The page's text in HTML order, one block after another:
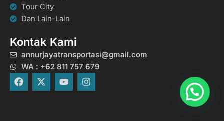
Tour City
Dan Lain-Lain
Kontak Kami
annurjayatransportasi@gmail.com
WA : +62 811 757 679
F
a
X
-
Y
o
I
n